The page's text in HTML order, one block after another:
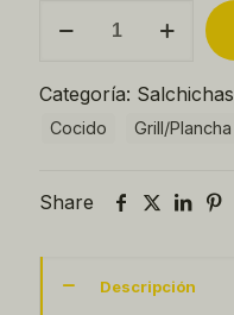
de
(4u)
quantity
Categoría: Salchichas
Cocido
Grill/Plancha
Share
Descripción